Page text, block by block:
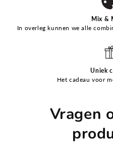
Mix &
In overleg kunnen we alle
Uniek
Het cadeau voor
Vragen